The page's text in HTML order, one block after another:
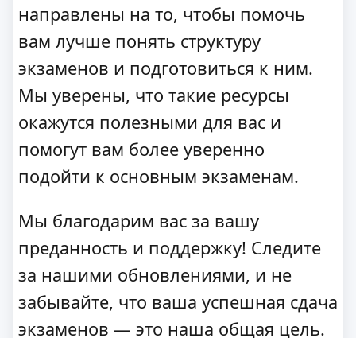
направлены на то, чтобы помочь
вам лучше понять структуру
экзаменов и подготовиться к ним.
Мы уверены, что такие ресурсы
окажутся полезными для вас и
помогут вам более уверенно
подойти к основным экзаменам.
Мы благодарим вас за вашу
преданность и поддержку! Следите
за нашими обновлениями, и не
забывайте, что ваша успешная сдача
экзаменов — это наша общая цель.